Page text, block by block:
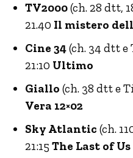
TV2000(ch. 28 dtt,
21.40 Il mistero
Cine 34(ch. 34 dtt e
21:10 Ultimo
Giallo (ch. 38 dtt e
Vera 12×02
Sky Atlantic (ch.
21:15 The Last of Us